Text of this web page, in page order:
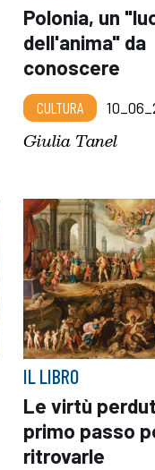
Polonia, un
dell'anima" da
conoscere
CULTURA
Giulia Tanel
IL LIBRO
Le virtù
primo passo
ritrovarle